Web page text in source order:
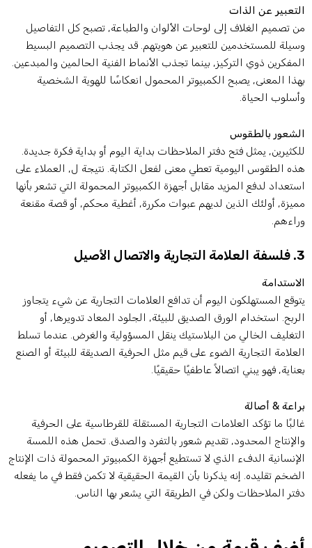
عن الذات
تصميم الغلاف إلى لوحات الألوان والطباعة, تصبح كل التفاصيل
للمستخدمين للتعبير عن هويتهم. قد يجذب التصميم البسيط
ذوي التركيز, بينما تجذب الأنماط الفنية الحالمين والمبدعين.
المعنى, يصبح الكمبيوتر المحمول انعكاسًا للهوية الشخصية
الحياة.
بالطقوس
يمثل فتح دفتر الملاحظات بداية اليوم أو بداية فكرة جديدة.
الطقوس اليومية تعطي معنى لفعل الكتابة. نتيجة ل, العملاء على
لدفع المزيد مقابل أجهزة الكمبيوتر المحمولة التي تشعر بأنها
أولئك الذين لديهم عبوات مكررة, أغطية محكم, أو قصة مقنعة
المستهلكون اليوم أن تدافع العلامات التجارية عن شيء يتجاوز
استخدام الورق الصديق للبيئة, الجلود المعاد تدويرها, أو
الخالي من البلاستيك ينقل المسؤولية والغرض. عندما تسلط
التجارية الضوء على قيم مثل الحرفية الصديقة للبيئة أو الصنع
فهو يبني اتصالاً عاطفيًا حقيقيًا.
& أصالة
ما تؤكد العلامات التجارية المستقلة للقرطاسية على الحرفية
المحدود, تقديم شعور بالتفرد والصدق. تحمل هذه اللمسة
الدفء الذي لا تستطيع أجهزة الكمبيوتر المحمولة ذات الإنتاج
تقليده. إنه يذكرنا بأن القيمة الحقيقية لا تكمن فقط في ما يفعله
الملاحظات ولكن في الطريقة التي يشعر بها الناس.